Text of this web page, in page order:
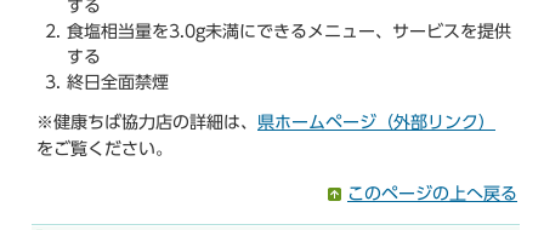
する
食塩相当量を3.0g未満にできるメニュー、サービスを提供
する
終日全面禁煙
※健康ちば協力店の詳細は、 県ホームページ （外部リンク）
をご覧ください。
このページの上へ戻る